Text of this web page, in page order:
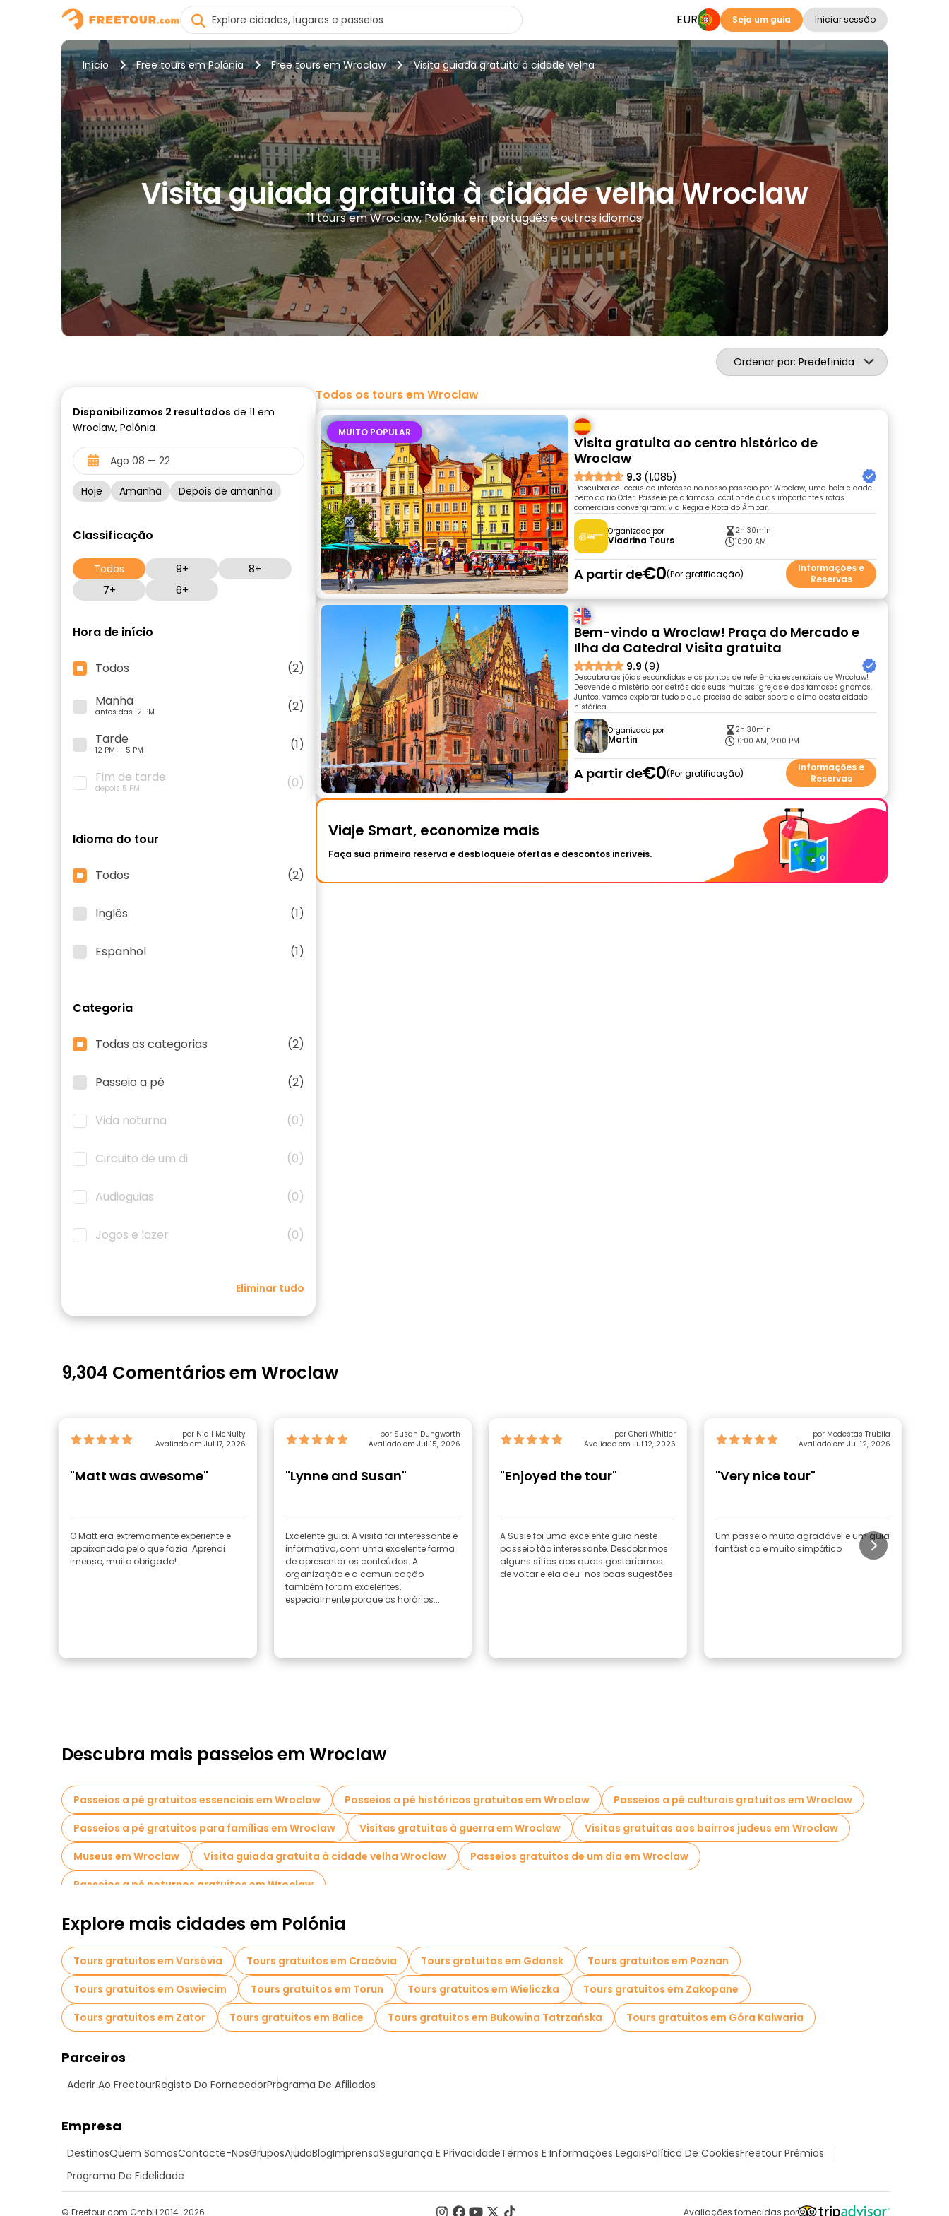
EUR Seja um guia Iniciar sessão
Início Free tours em Polónia Free tours em Wroclaw Visita guiada gratuita à cidade velha
Visita guiada gratuita à cidade velha Wroclaw
11 tours em Wroclaw, Polónia, em português e outros idiomas
Ordenar por: Predefinida
Disponibilizamos 2 resultados de 11 em
Wroclaw, Polónia
Hoje Amanhã Depois de amanhã
Classificação
Todos 9+
8+
7+
6+
Hora de início
Todos
(2)
Manhã
antes das 12 PM
(2)
Tarde
12 PM — 5 PM
(1)
Fim de tarde
depois 5 PM (0)
Idioma do tour
Todos (2)
Inglês (1)
Espanhol (1)
Categoria
Todas as categorias (2)
Passeio a pé (2)
Vida noturna (0)
Circuito de um di (0)
Audioguias (0)
Jogos e lazer (0)
Eliminar tudo
Todos os tours em Wroclaw
MUITO POPULAR
Visita gratuita ao centro histórico de
Wroclaw
9.3 (1,085)
Descubra os locais de interesse no nosso passeio por Wrocław, uma bela cidade
perto do rio Oder. Passeie pelo famoso local onde duas importantes rotas
comerciais convergiram: Via Regia e Rota do Âmbar.
Organizado por
Viadrina Tours
2h 30min
10:30 AM
A partir de€0 Por gratificação
Informações e
Reservas
Bem-vindo a Wroclaw! Praça do Mercado e
Ilha da Catedral Visita gratuita
9.9 (9)
Descubra as jóias escondidas e os pontos de referência essenciais de Wrocław!
Desvende o mistério por detrás das suas muitas igrejas e dos famosos gnomos.
Juntos, vamos explorar tudo o que precisa de saber sobre a alma desta cidade
histórica.
Organizado por
Martin
2h 30min
10:00 AM, 2:00 PM
A partir de€0 Por gratificação
Informações e
Reservas
Viaje Smart, economize mais
Faça sua primeira reserva e desbloqueie ofertas e descontos incríveis.
9,304 Comentários em Wroclaw
por Niall McNulty
Avaliado em Jul 17, 2026
"Matt was awesome"
O Matt era extremamente experiente e
apaixonado pelo que fazia. Aprendi
imenso, muito obrigado!
por Susan Dungworth
Avaliado em Jul 15, 2026
"Lynne and Susan"
Excelente guia. A visita foi interessante e
informativa, com uma excelente forma
de apresentar os conteúdos. A
organização e a comunicação
também foram excelentes,
especialmente porque os horários...
por Cheri Whitler
Avaliado em Jul 12, 2026
"Enjoyed the tour"
A Susie foi uma excelente guia neste
passeio tão interessante. Descobrimos
alguns sítios aos quais gostaríamos
de voltar e ela deu-nos boas sugestões.
por Modestas Trubila
Avaliado em Jul 12, 2026
"Very nice tour"
Um passeio muito agradável e um guia
fantástico e muito simpático
Descubra mais passeios em Wroclaw
Passeios a pé gratuitos essenciais em Wroclaw Passeios a pé históricos gratuitos em Wroclaw
Passeios a pé culturais gratuitos em Wroclaw
Passeios a pé gratuitos para famílias em Wroclaw
Visitas gratuitas à guerra em Wroclaw
Visitas gratuitas aos bairros judeus em Wroclaw
Museus em Wroclaw
Visita guiada gratuita à cidade velha Wroclaw
Passeios gratuitos de um dia em Wroclaw
Passeios a pé noturnos gratuitos em Wroclaw
Explore mais cidades em Polónia
Tours gratuitos em Varsóvia Tours gratuitos em Cracóvia Tours gratuitos em Gdansk
Tours gratuitos em Poznan
Tours gratuitos em Oswiecim
Tours gratuitos em Torun Tours gratuitos em Wieliczka
Tours gratuitos em Zakopane
Tours gratuitos em Zator
Tours gratuitos em Balice Tours gratuitos em Bukowina Tatrzańska Tours gratuitos em Góra Kalwaria
Parceiros
Aderir Ao FreetourRegisto Do FornecedorPrograma De Afiliados
Empresa
DestinosQuem SomosContacte-NosGruposAjudaBlogImprensaSegurança E PrivacidadeTermos E Informações LegaisPolítica De CookiesFreetour Prémios
Programa De Fidelidade
Avaliações fornecidas por
© Freetour.com GmbH 2014-2026